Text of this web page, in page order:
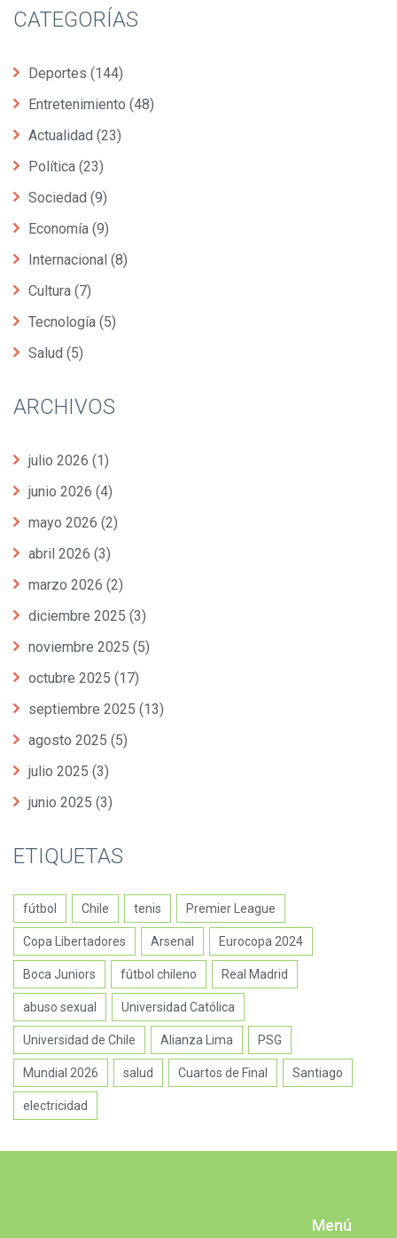
CATEGORÍAS
Deportes (144)
Entretenimiento (48)
Actualidad (23)
Política (23)
Sociedad (9)
Economía (9)
Internacional (8)
Cultura (7)
Tecnología (5)
Salud (5)
ARCHIVOS
julio 2026 (1)
junio 2026 (4)
mayo 2026 (2)
abril 2026 (3)
marzo 2026 (2)
diciembre 2025 (3)
noviembre 2025 (5)
octubre 2025 (17)
septiembre 2025 (13)
agosto 2025 (5)
julio 2025 (3)
junio 2025 (3)
ETIQUETAS
fútbol Chile tenis Premier League
Copa Libertadores Arsenal Eurocopa 2024
Boca Juniors fútbol chileno Real Madrid
abuso sexual Universidad Católica
Universidad de Chile Alianza Lima PSG
Mundial 2026 salud Cuartos de Final Santiago
electricidad
Menú